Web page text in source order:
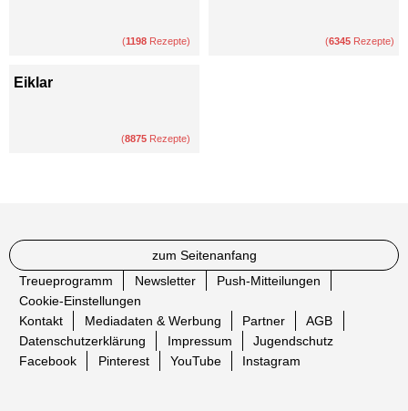
(1198 Rezepte) (6345 Rezepte)
Eiklar
(8875 Rezepte)
zum Seitenanfang
Treueprogramm
Newsletter
Push-Mitteilungen
Cookie-Einstellungen
Kontakt
Mediadaten & Werbung Partner
AGB
Datenschutzerklärung
Impressum
Jugendschutz
Facebook
Pinterest YouTube Instagram